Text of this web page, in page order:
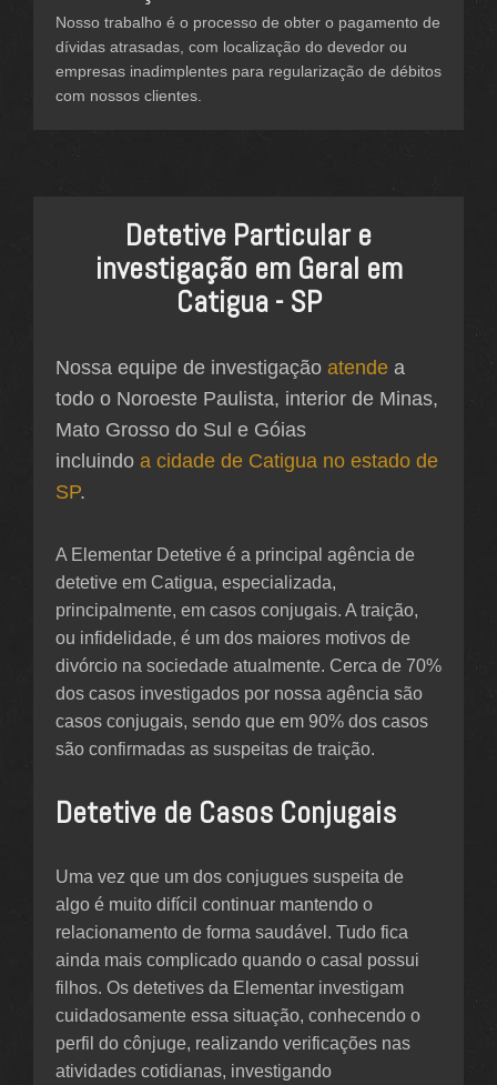
Nosso trabalho é o processo de obter o pagamento de
dívidas atrasadas, com localização do devedor ou
empresas inadimplentes para regularização de débitos
com nossos clientes.
Detetive Particular e
investigação em Geral em
Catigua - SP
Nossa equipe de investigação atende a
todo o Noroeste Paulista, interior de Minas,
Mato Grosso do Sul e Góias
incluindo a cidade de Catigua no estado de
SP.
A Elementar Detetive é a principal agência de
detetive em Catigua, especializada,
principalmente, em casos conjugais. A traição,
ou infidelidade, é um dos maiores motivos de
divórcio na sociedade atualmente. Cerca de 70%
dos casos investigados por nossa agência são
casos conjugais, sendo que em 90% dos casos
são confirmadas as suspeitas de traição.
Detetive de Casos Conjugais
Uma vez que um dos conjugues suspeita de
algo é muito difícil continuar mantendo o
relacionamento de forma saudável. Tudo fica
ainda mais complicado quando o casal possui
filhos. Os detetives da Elementar investigam
cuidadosamente essa situação, conhecendo o
perfil do cônjuge, realizando verificações nas
atividades cotidianas, investigando